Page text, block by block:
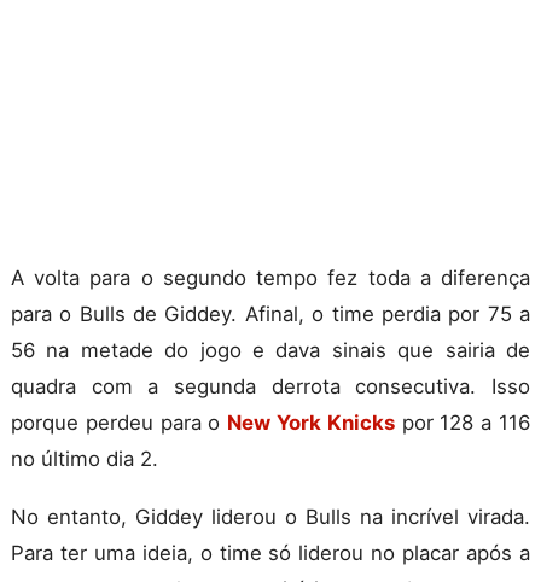
A volta para o segundo tempo fez toda a diferença
para o Bulls de Giddey. Afinal, o time perdia por 75 a
56 na metade do jogo e dava sinais que sairia de
quadra com a segunda derrota consecutiva. Isso
porque perdeu para o New York Knickspor 128 a 116
no último dia 2.
No entanto, Giddey liderou o Bulls na incrível virada.
Para ter uma ideia, o time só liderou no placar após a